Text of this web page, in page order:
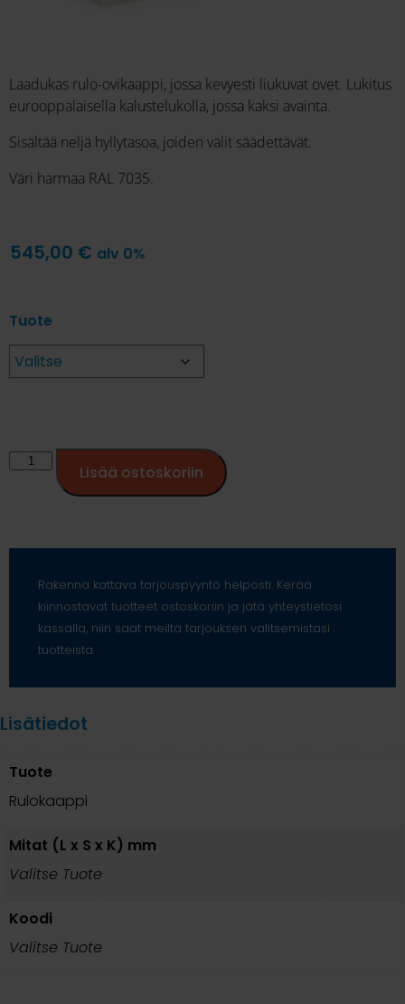
Laadukas rulo-ovikaappi, jossa kevyesti liukuvat ovet. Lukitus
eurooppalaisella kalustelukolla, jossa kaksi avainta.
Sisältää neljä hyllytasoa, joiden välit säädettävät.
Väri harmaa RAL 7035.
545,00 € alv 0%
Tuote
Lisää ostoskoriin
Rakenna kattava tarjouspyyntö helposti. Kerää
kiinnostavat tuotteet ostoskoriin ja jätä yhteystietosi
kassalla, niin saat meiltä tarjouksen valitsemistasi
tuotteista.
Lisätiedot
Tuote
Rulokaappi
Mitat (L x S x K) mm
Valitse Tuote
Koodi
Valitse Tuote